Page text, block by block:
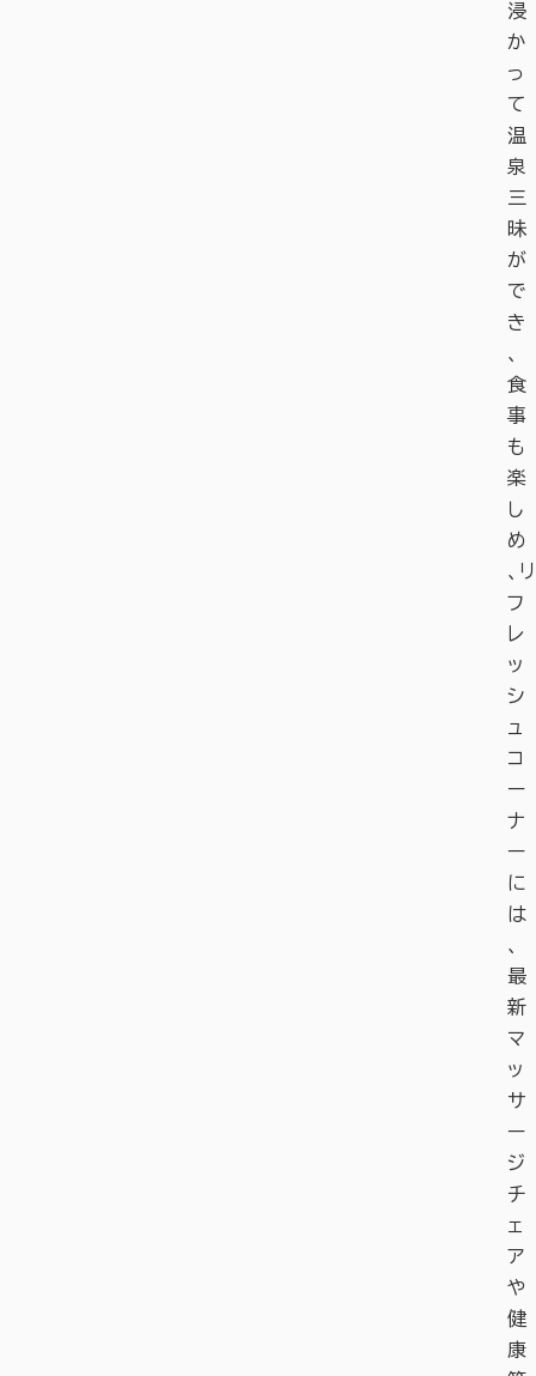
浸
か
っ
て
温
泉
三
昧
が
で
き
、
食
事
も
楽
し
め
、リ
フ
レ
ッ
シ
ュ
コ
ー
ナ
ー
に
は
、
最
新
マ
ッ
サ
ー
ジ
チ
ェ
ア
や
健
康